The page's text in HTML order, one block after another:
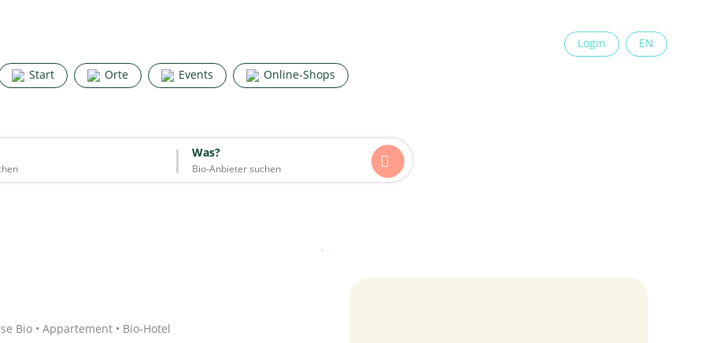
Start Orte Events Online-Shops
Login EN
Was?
×
Start Orte Events Online-Shops
Was?
Bio • Appartement • Bio-Hotel